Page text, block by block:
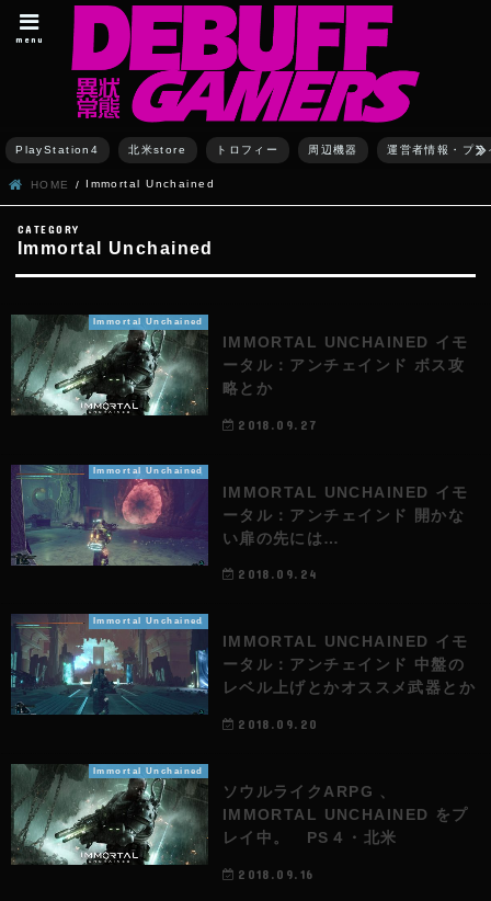
menu
PlayStation4 北米store トロフィー 周辺機器 運営者情報・プ
HOME Immortal Unchained
Immortal Unchained
Immortal Unchained
IMMORTAL UNCHAINED イモ
ータル：アンチェインド ボス攻
略とか
2018.09.27
Immortal Unchained
IMMORTAL UNCHAINED イモ
ータル：アンチェインド 開かな
い扉の先には…
2018.09.24
Immortal Unchained
IMMORTAL UNCHAINED イモ
ータル：アンチェインド 中盤の
レベル上げとかオススメ武器とか
2018.09.20
Immortal Unchained
ソウルライクARPG 、
IMMORTAL UNCHAINED をプ
レイ中。 PS４・北米
2018.09.16